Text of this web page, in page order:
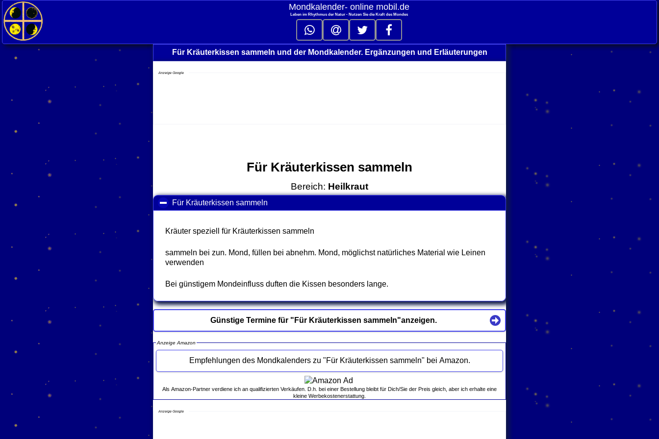
Mondkalender‑ online mobil.de
Leben im Rhythmus der Natur - Nutzen Sie die Kraft des Mondes
Für Kräuterkissen sammeln und der Mondkalender. Ergänzungen und Erläuterungen
Anzeige Google
Für Kräuterkissen sammeln
Bereich: Heilkraut
Für Kräuterkissen sammeln
Kräuter speziell für Kräuterkissen sammeln
sammeln bei zun. Mond, füllen bei abnehm. Mond, möglichst natürliches Material wie Leinen
verwenden
Bei günstigem Mondeinfluss duften die Kissen besonders lange.
Günstige Termine für "Für Kräuterkissen sammeln"anzeigen.
Anzeige Amazon
Empfehlungen des Mondkalenders zu "Für Kräuterkissen sammeln" bei Amazon.
Als Amazon-Partner verdiene ich an qualifizierten Verkäufen. D.h. bei einer Bestellung bleibt für Dich/Sie der Preis gleich, aber ich erhalte eine
kleine Werbekostenerstattung.
Anzeige Google